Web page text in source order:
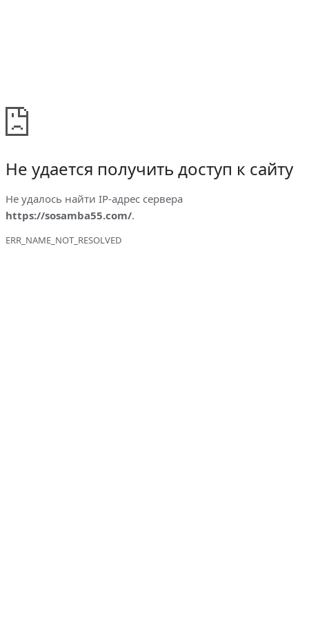
Не удается получить доступ к сайту
Не удалось найти IP-адрес сервера
https://sosamba55.com/.
ERR_NAME_NOT_RESOLVED